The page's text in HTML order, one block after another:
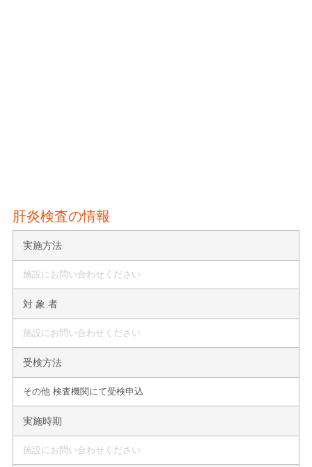
肝炎検査の情報
実施方法
施設にお問い合わせください
対 象 者
施設にお問い合わせください
受検方法
その他 検査機関にて受検申込
実施時期
施設にお問い合わせください